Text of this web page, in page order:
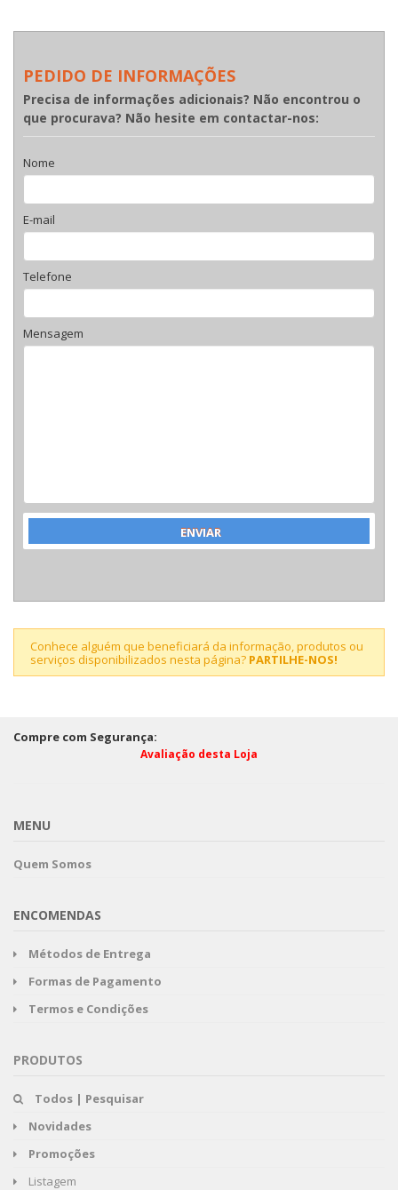
PEDIDO DE INFORMAÇÕES
Precisa de informações adicionais? Não encontrou o
que procurava? Não hesite em contactar-nos:
Nome
E-mail
Telefone
Mensagem
Conhece alguém que beneficiará da informação, produtos ou
serviços disponibilizados nesta página? PARTILHE-NOS!
Compre com Segurança:
Avaliação desta Loja
MENU
Quem Somos
ENCOMENDAS
Métodos de Entrega
Formas de Pagamento
Termos e Condições
PRODUTOS
Todos | Pesquisar
Novidades
Promoções
Listagem